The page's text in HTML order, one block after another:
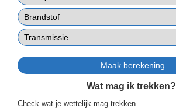
Wat mag ik trekken?
Check wat je wettelijk mag trekken.